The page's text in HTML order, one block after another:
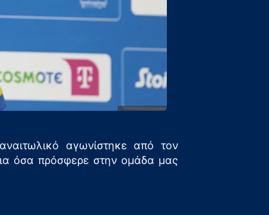
αγωνίστηκε από τον
όσα πρόσφερε στην ομάδα μας